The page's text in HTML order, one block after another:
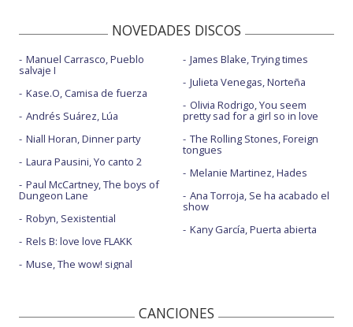
NOVEDADES DISCOS
Manuel Carrasco, Pueblo
salvaje I
Kase.O, Camisa de fuerza
Andrés Suárez, Lúa
Niall Horan, Dinner party
Laura Pausini, Yo canto 2
Paul McCartney, The boys of
Dungeon Lane
Robyn, Sexistential
Rels B: love love FLAKK
Muse, The wow! signal
James Blake, Trying times
Julieta Venegas, Norteña
Olivia Rodrigo, You seem
pretty sad for a girl so in love
The Rolling Stones, Foreign
tongues
Melanie Martinez, Hades
Ana Torroja, Se ha acabado el
show
Kany García, Puerta abierta
CANCIONES